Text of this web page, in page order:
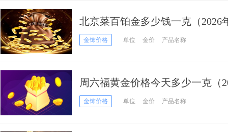
北京菜百铂金多少钱一克（2026
金饰价格 单位 金价 产品名称
周六福黄金价格今天多少一克（
格金饰价格 单位 金价 产品名称